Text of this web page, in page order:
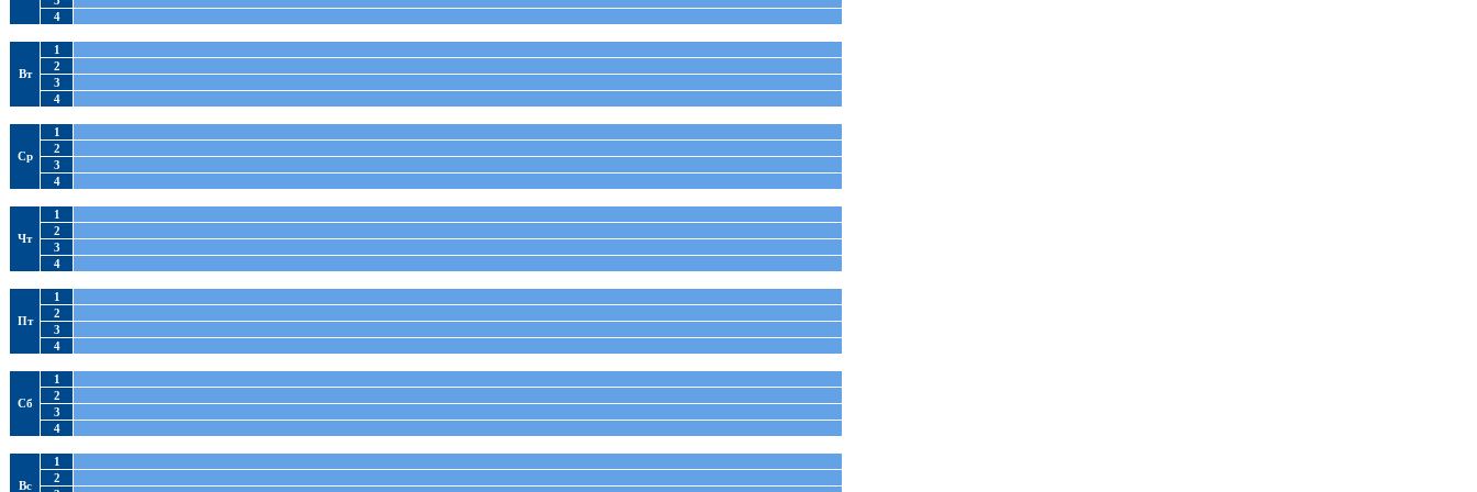
4
Вт
1
2
3
4
Ср
1
2
3
4
Чт
1
2
3
4
Пт
1
2
3
4
Сб
1
2
3
4
Вс
1
2